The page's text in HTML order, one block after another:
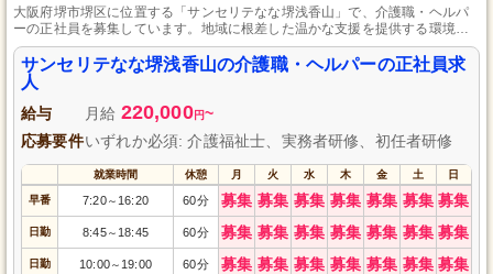
大阪府堺市堺区に位置する「サンセリテなな堺浅香山」で、介護職・ヘルパ
ーの正社員を募集しています。地域に根差した温かな支援を提供する環境
で、初任者研修の資格を活かしませんか？介護福祉士や実務者研修をお持ち
の方も大歓迎。長期的なキャリア形成をサポートし、安定した働き方を実現
します。心地よい住宅街で、入居者様の笑顔を支えるやりがいあるお仕事で
す。興味のある方はぜひご応募ください。
サンセリテなな堺浅香山の介護職・ヘルパーの正社員求
人
給与 月給 220,000円~
応募要件いずれか必須: 介護福祉士、実務者研修、初任者研修
就業時間 休憩 月 火 水 木 金 土 日
早番 7:20～ 16:20 60分 募集 募集 募集 募集 募集 募集 募集
日勤 8:45～ 18:45 60分 募集 募集 募集 募集 募集 募集 募集
日勤 10:00～ 19:00 60分 募集 募集 募集 募集 募集 募集 募集